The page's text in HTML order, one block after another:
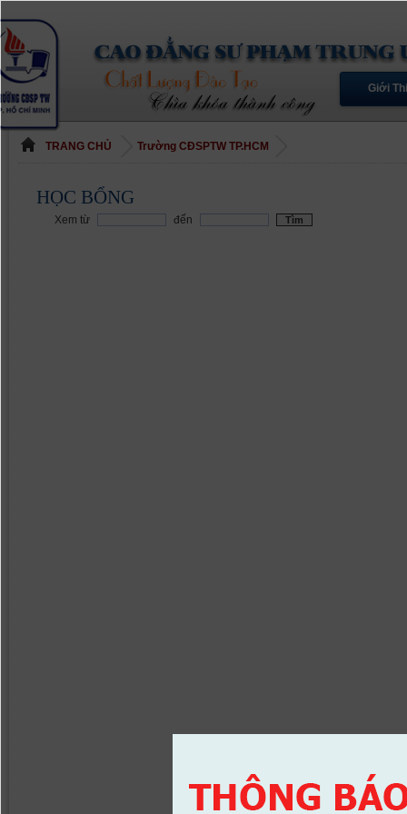
Giới
TRANG CHỦ Trường CĐSPTW TP.HCM
HỌC BỔNG
Xem từ đến